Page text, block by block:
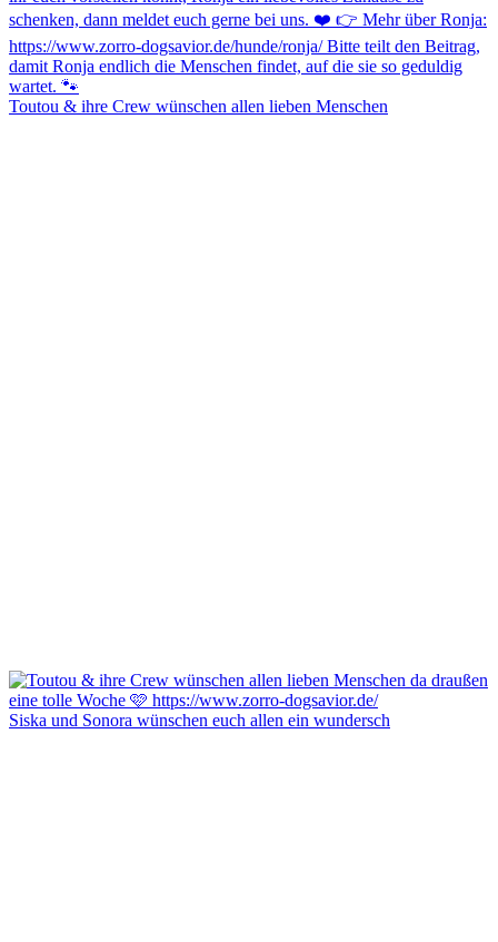
Toutou & ihre Crew wünschen allen lieben Menschen
Siska und Sonora wünschen euch allen ein wundersch